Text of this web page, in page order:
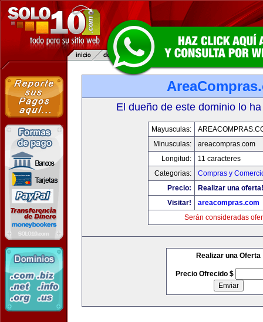
El dueño de este dominio lo
Mayusculas:
Minusculas:
areacompras.com
Longitud:
11 caracteres
Categorias:
Compras y
Precio:
Realizar una oferta!
Visitar!
areacompras.com
Serán consideradas
Realizar una Oferta
Precio Ofrecido $